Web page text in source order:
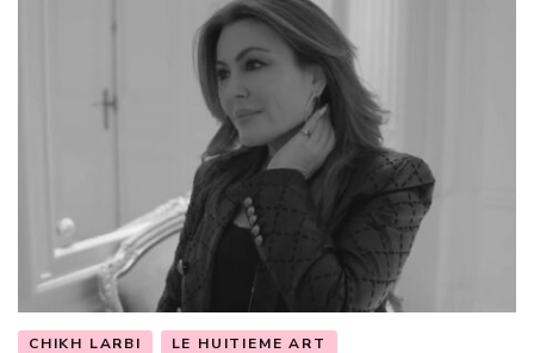
CHIKH LARBI
LE HUITIEME ART